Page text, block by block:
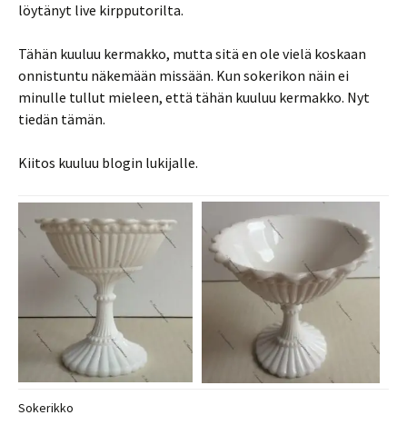
löytänyt live kirpputorilta.
Tähän kuuluu kermakko, mutta sitä en ole vielä koskaan
onnistuntu näkemään missään. Kun sokerikon näin ei
minulle tullut mieleen, että tähän kuuluu kermakko. Nyt
tiedän tämän.
Kiitos kuuluu blogin lukijalle.
Sokerikko